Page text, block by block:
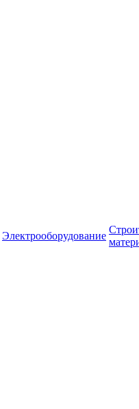
Электрооборудование